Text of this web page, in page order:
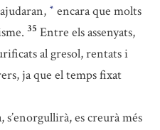
* encara que molts
35 Entre els assenyats,
al gresol, rentats i
ja que el temps fixat
es creurà més